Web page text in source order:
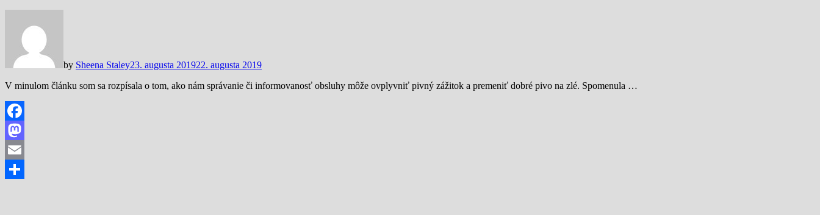
by Sheena Staley23. augusta 201922. augusta 2019
V minulom článku som sa rozpísala o tom, ako nám správanie či informovanosť obsluhy môže ovplyvniť pivný zážitok a premeniť dobré pivo na zlé. Spomenula …
Facebook
Mastodon
Email